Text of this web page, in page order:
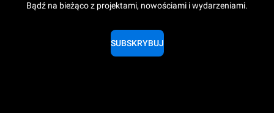
Bądź na bieżąco z projektami, nowościami i wydarzeniami.
SUBSKRYBUJ